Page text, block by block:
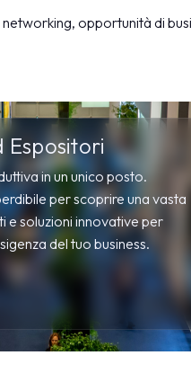
opportunità di
Espositori
in un unico posto.
per scoprire una vasta
e soluzioni innovative per
del tuo business.